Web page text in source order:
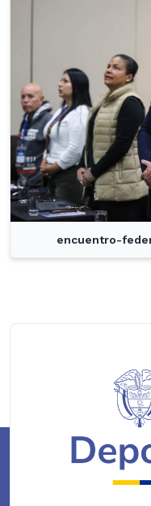
encuentro-